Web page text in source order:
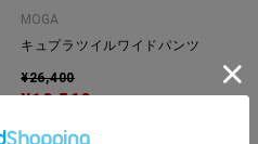
MOGA
キュプラツイルワイドパンツ
¥26,400
¥10,560